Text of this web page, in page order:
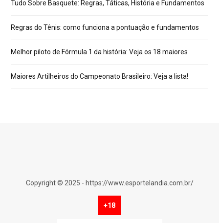
Tudo Sobre Basquete: Regras, Táticas, História e Fundamentos
Regras do Tênis: como funciona a pontuação e fundamentos
Melhor piloto de Fórmula 1 da história: Veja os 18 maiores
Maiores Artilheiros do Campeonato Brasileiro: Veja a lista!
Copyright © 2025 - https://www.esportelandia.com.br/
+18